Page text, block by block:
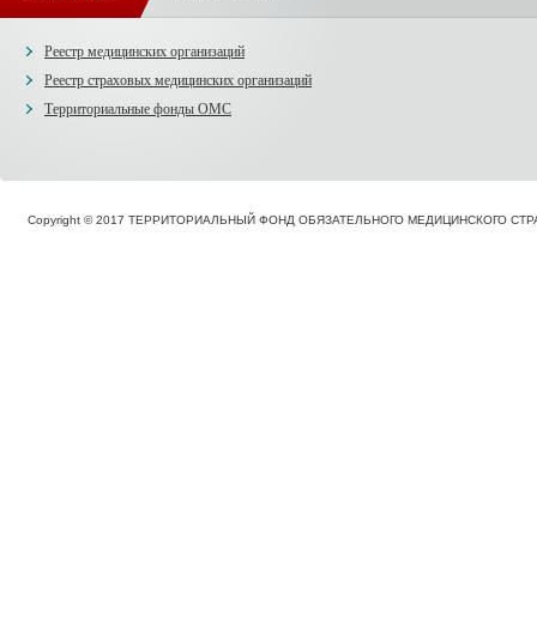
Реестр медицинских организаций
Реестр страховых медицинских организаций
Территориальные фонды ОМС
Copyright © 2017 ТЕРРИТОРИАЛЬНЫЙ ФОНД ОБЯЗАТЕЛЬНОГО МЕДИЦИНСКОГО